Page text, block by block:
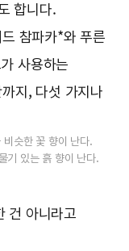
합니다.
참파카*와 푸른
사용하는
지, 다섯 가지나
슷한 꽃 향이 난다.
기 있는 흙 향이 난다.
건 아니라고